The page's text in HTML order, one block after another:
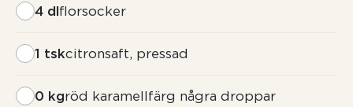
4 dlflorsocker
1 tskcitronsaft, pressad
0 kgröd karamellfärg några droppar